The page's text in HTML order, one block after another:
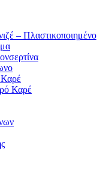
– Πλαστικοποιημένο
Καρέ